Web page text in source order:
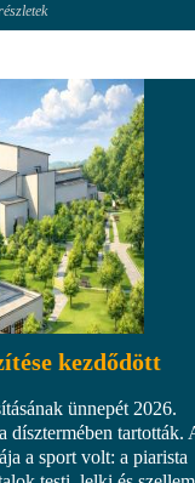
kezdődött
ünnepét 2026.
dísztermében tartották.
a sport volt: a piarista